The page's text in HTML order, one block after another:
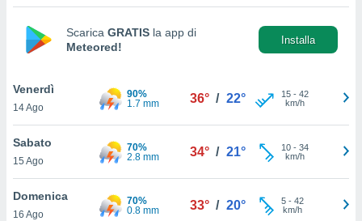
la
nella
cookie
il tuo
in
Scarica GRATIS la app di
Meteored!
Installa
Venerdì
14 Ago
90%
1.7 mm
36° / 22° 15- 42
km/h
Sabato
15 Ago
70%
2.8 mm
34° / 21° 10- 34
km/h
Domenica
16 Ago
70%
0.8 mm
33° / 20° 5- 42
km/h